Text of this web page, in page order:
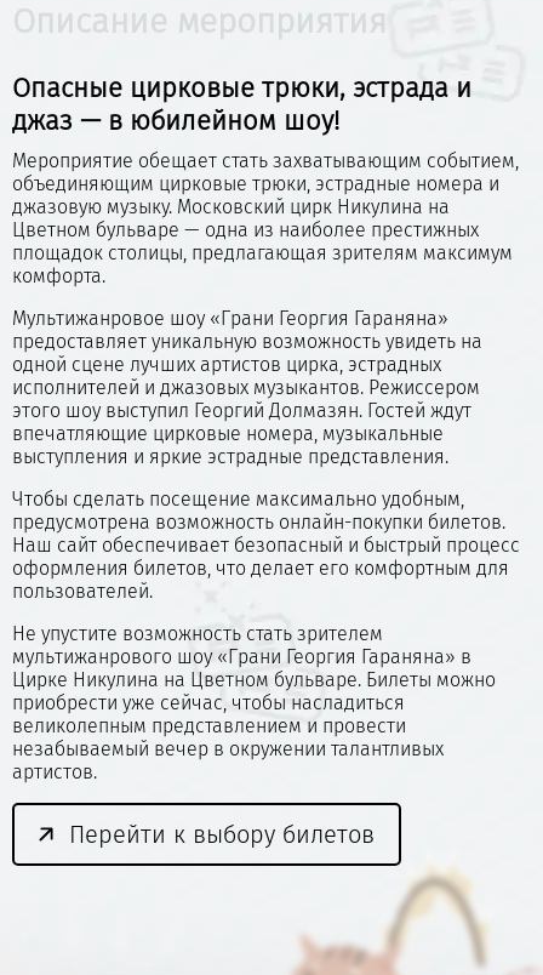
Описание мероприятия
Опасные цирковые трюки, эстрада и
джаз — в юбилейном шоу!
Мероприятие обещает стать захватывающим событием,
объединяющим цирковые трюки, эстрадные номера и
джазовую музыку. Московский цирк Никулина на
Цветном бульваре — одна из наиболее престижных
площадок столицы, предлагающая зрителям максимум
комфорта.
Мультижанровое шоу «Грани Георгия Гараняна»
предоставляет уникальную возможность увидеть на
одной сцене лучших артистов цирка, эстрадных
исполнителей и джазовых музыкантов. Режиссером
этого шоу выступил Георгий Долмазян. Гостей ждут
впечатляющие цирковые номера, музыкальные
выступления и яркие эстрадные представления.
Чтобы сделать посещение максимально удобным,
предусмотрена возможность онлайн-покупки билетов.
Наш сайт обеспечивает безопасный и быстрый процесс
оформления билетов, что делает его комфортным для
пользователей.
Не упустите возможность стать зрителем
мультижанрового шоу «Грани Георгия Гараняна» в
Цирке Никулина на Цветном бульваре. Билеты можно
приобрести уже сейчас, чтобы насладиться
великолепным представлением и провести
незабываемый вечер в окружении талантливых
артистов.
Перейти к выбору билетов